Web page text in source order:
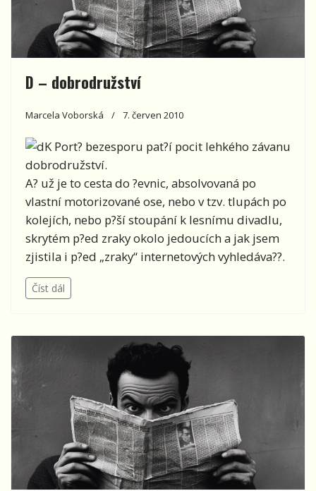
D – dobrodružství
Marcela Voborská 7. červen 2010
K Port? bezesporu pat?í pocit lehkého závanu
dobrodružství.
A? už je to cesta do ?evnic, absolvovaná po
vlastní motorizované ose, nebo v tzv. tlupách po
kolejích, nebo p?ší stoupání k lesnímu divadlu,
skrytém p?ed zraky okolo jedoucích a jak jsem
zjistila i p?ed „zraky“ internetových vyhledáva??.
Číst dál